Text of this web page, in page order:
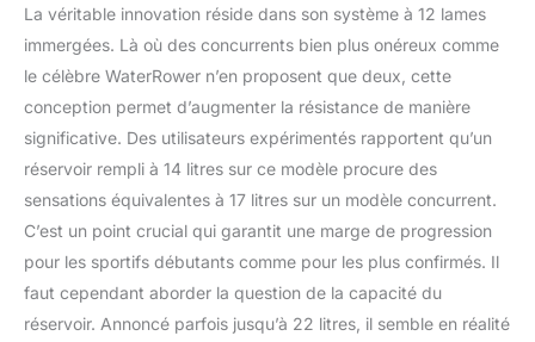
La véritable innovation réside dans son système à 12 lames
immergées. Là où des concurrents bien plus onéreux comme
le célèbre WaterRower n’en proposent que deux, cette
conception permet d’augmenter la résistance de manière
significative. Des utilisateurs expérimentés rapportent qu’un
réservoir rempli à 14 litres sur ce modèle procure des
sensations équivalentes à 17 litres sur un modèle concurrent.
C’est un point crucial qui garantit une marge de progression
pour les sportifs débutants comme pour les plus confirmés. Il
faut cependant aborder la question de la capacité du
réservoir. Annoncé parfois jusqu’à 22 litres, il semble en réalité